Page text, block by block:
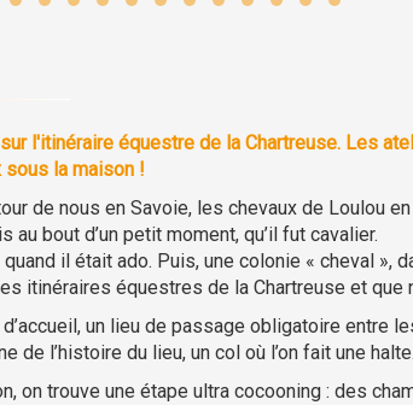
l'itinéraire équestre de la Chartreuse. Les
sous la maison !
de nous en Savoie, les chevaux de Loulou
au bout d’un petit moment, qu’il fut cavalier.
il était ado. Puis, une colonie « cheval »,
itinéraires équestres de la Chartreuse et
un lieu de passage obligatoire
l’histoire du lieu, un col où l’on fait une halte.
on trouve une étape ultra cocooning : des